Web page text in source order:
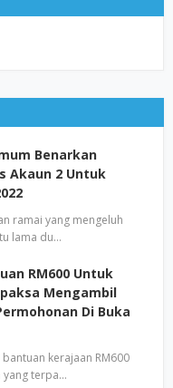
Benarkan
Akaun 2 Untuk
ramai yang mengeluh
lama du…
RM600 Untuk
Mengambil
Di Buka
kerajaan RM600
yang terpa…